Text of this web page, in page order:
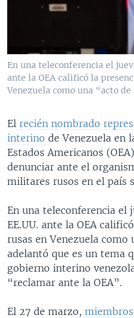
VENEZUELA
NICARAGUA
ECONOMÍA
ENTRETENIMIENTO Y
TECNOLOGÍA
DEPORTES
MULTIMEDIA
FOTOGRAFÍA
AUDIOS
EL MUNDO AL DÍA
FORO INTERAMERICANO
LAS CLAVES
PANORAMA
RADIO
AVANCE INFORMATIVO
BUENOS DÍAS AMÉRICA
ESTADOS UNIDOS AL DÍA
EL MUNDO AL DÍA [RADIO]
FORO [RADIO]
DEPORTIVO INTERNACIONAL
NOTA ECONÓMICA
ENTRETENIMIENTO
DIRECT
Learning English
SÍGANOS
Idiomas
En una teleconferencia el
ante la OEA calificó la
Venezuela como una “acto de
El recién nombrado
interino de Venezuela en
Estados Americanos
denunciar ante el
militares rusos en el país
En una teleconferencia el
EE.UU. ante la OEA
rusas en Venezuela
adelantó que es un tema
gobierno interino
“reclamar ante la OEA”.
El 27 de marzo,